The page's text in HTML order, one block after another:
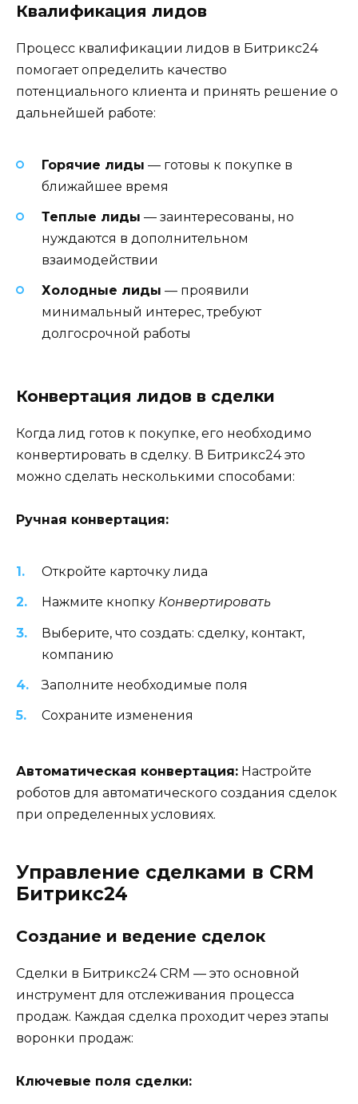
Квалификация лидов
Процесс квалификации лидов в Битрикс24
помогает определить качество
потенциального клиента и принять решение о
дальнейшей работе:
Горячие лиды — готовы к покупке в
ближайшее время
Теплые лиды — заинтересованы, но
нуждаются в дополнительном
взаимодействии
Холодные лиды — проявили
минимальный интерес, требуют
долгосрочной работы
Конвертация лидов в сделки
Когда лид готов к покупке, его необходимо
конвертировать в сделку. В Битрикс24 это
можно сделать несколькими способами:
Ручная конвертация:
Откройте карточку лида
Нажмите кнопку Конвертировать
Выберите, что создать: сделку, контакт,
компанию
Заполните необходимые поля
Сохраните изменения
Автоматическая конвертация: Настройте
роботов для автоматического создания сделок
при определенных условиях.
Управление сделками в CRM
Битрикс24
Создание и ведение сделок
Сделки в Битрикс24 CRM — это основной
инструмент для отслеживания процесса
продаж. Каждая сделка проходит через этапы
воронки продаж:
Ключевые поля сделки: